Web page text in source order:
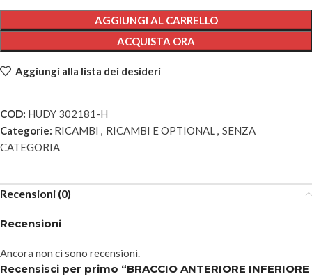
AGGIUNGI AL CARRELLO
ACQUISTA ORA
Aggiungi alla lista dei desideri
COD: HUDY 302181-H
Categorie: RICAMBI , RICAMBI E OPTIONAL, SENZA
CATEGORIA
Recensioni (0)
Recensioni
Ancora non ci sono recensioni.
Recensisci per primo “BRACCIO ANTERIORE INFERIORE